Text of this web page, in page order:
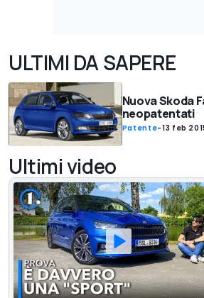
ULTIMI DA SAPERE
Nuova Skoda
neopatentati
Patente-13 feb
Ultimi video